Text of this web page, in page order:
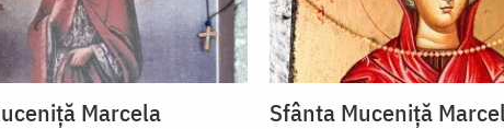
Marcela Sfânta Muceniță